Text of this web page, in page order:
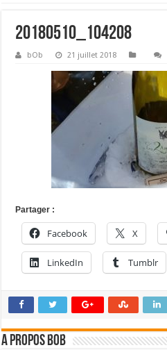
20180510_104208
bOb 21 juillet 2018
Partager :
Facebook X
LinkedIn Tumblr
A propos bOb